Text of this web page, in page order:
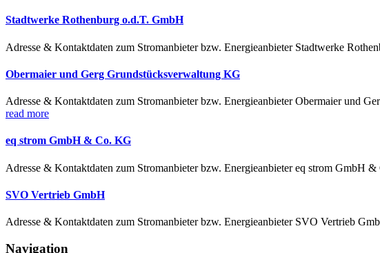
Stadtwerke Rothenburg o.d.T. GmbH
Adresse & Kontaktdaten zum Stromanbieter bzw. Energieanbieter Stadtwerke
Obermaier und Gerg Grundstücksverwaltung KG
Adresse & Kontaktdaten zum Stromanbieter bzw. Energieanbieter Obermaier und
read more
eq strom GmbH & Co. KG
Adresse & Kontaktdaten zum Stromanbieter bzw. Energieanbieter eq strom GmbH
SVO Vertrieb GmbH
Adresse & Kontaktdaten zum Stromanbieter bzw. Energieanbieter SVO Vertrieb
Navigation